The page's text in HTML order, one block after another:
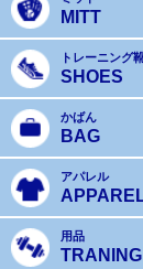
MITT
トレーニング
SHOES
かばん
BAG
アパレル
用品
TRANING